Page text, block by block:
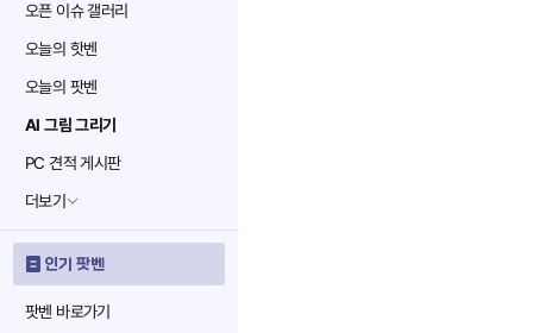
오픈 이슈 갤러리
오늘의 핫벤
오늘의 팟벤
AI 그림 그리기
PC 견적 게시판
더보기
인기 팟벤
팟벤 바로가기